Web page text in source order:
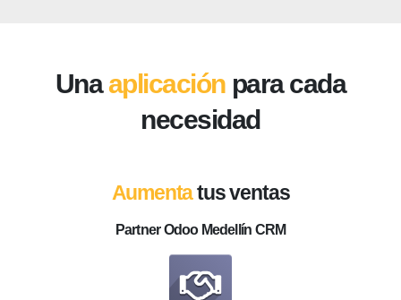
Unaaplicación para cada
necesidad
Aumentatus ventas
Partner Odoo Medellín CRM